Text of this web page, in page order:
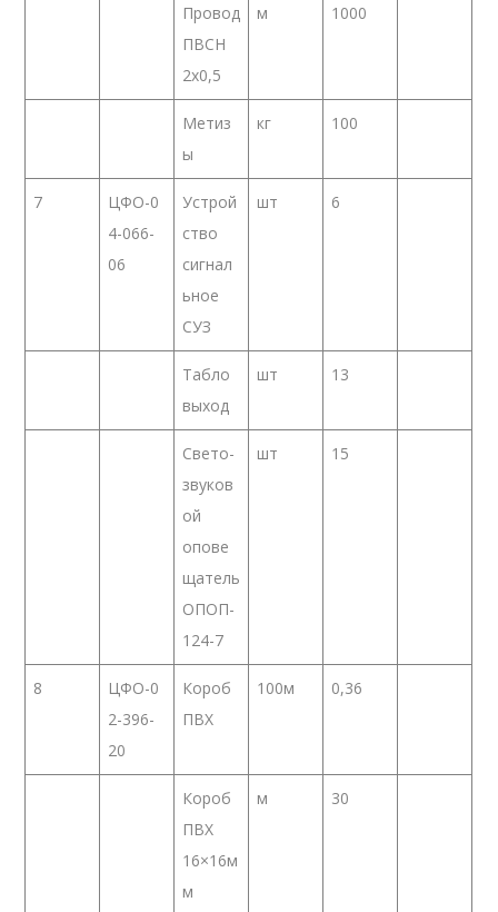
Провод
ПВСН
2х0,5
м 1000
Метиз
ы
кг 100
7
ЦФО-0
4-066-
06
Устрой
ство
сигнал
ьное
СУЗ
шт 6
Табло
выход
шт 13
Свето-
звуков
ой
опове
щатель
ОПОП-
124-7
шт 15
8
ЦФО-0
2-396-
20
Короб
ПВХ
100м 0,36
Короб
ПВХ
16×16м
м
м 30